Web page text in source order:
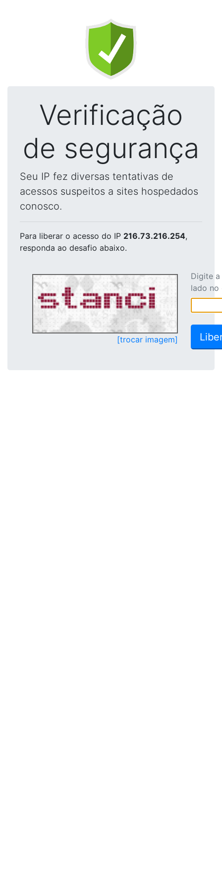
Verificação
de segurança
Seu IP fez diversas tentativas de
acessos suspeitos a sites hospedados
conosco.
Para liberar o acesso do IP 216.73.216.254,
responda ao desafio abaixo.
[trocar imagem]
Digite
lado no